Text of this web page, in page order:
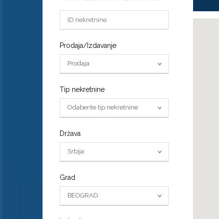
Prodaja/Izdavanje
Prodaja
Tip nekretnine
Odaberite tip nekretnine
Država
Srbija
Grad
BEOGRAD